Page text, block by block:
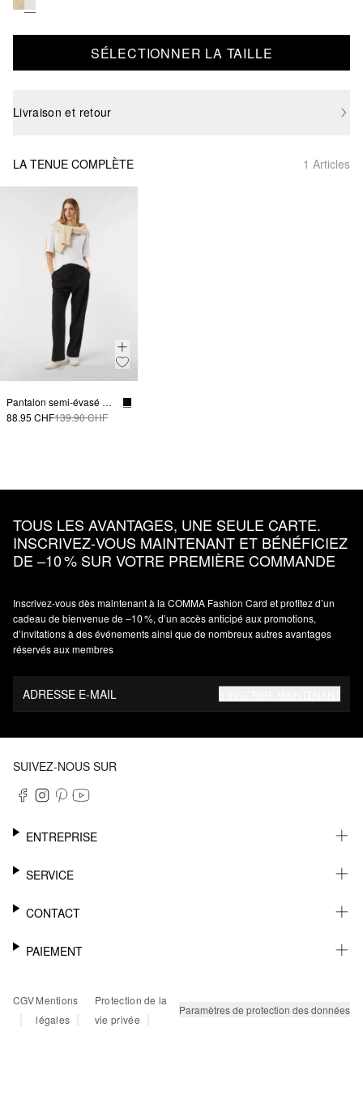
SÉLECTIONNER LA TAILLE
Livraison et retour
LA TENUE COMPLÈTE 1 Articles
Pantalon semi-évasé avec taille mi-haute et cordon
88.95 CHF139.90 CHF
TOUS LES AVANTAGES, UNE SEULE CARTE.
INSCRIVEZ‑VOUS MAINTENANT ET BÉNÉFICIEZ
DE –10 % SUR VOTRE PREMIÈRE COMMANDE
Inscrivez‑vous dès maintenant à la COMMA Fashion Card et profitez d’un
cadeau de bienvenue de –10 %, d’un accès anticipé aux promotions,
d’invitations à des événements ainsi que de nombreux autres avantages
réservés aux membres
ADRESSE E-MAIL
SUIVEZ-NOUS SUR
ENTREPRISE
CARRIÈRE
SERVICE
NEWSLETTER
MÉMO
RETOURS
FAQ
CONTACT
AIDE
PAIEMENT
PAYPAL
CARTE BANCAIRE
CGV
|
Mentions
légales |
Protection de la
vie privée
| Paramètres de protection des données